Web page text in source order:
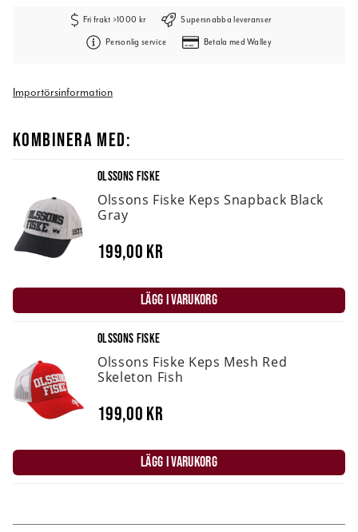
Fri frakt >1000 kr Supersnabba leveranser
Personlig service Betala med Walley
Importörsinformation
KOMBINERA MED:
OLSSONS FISKE
Olssons Fiske Keps Snapback Black
Gray
199,00 kr
LÄGG I VARUKORG
OLSSONS FISKE
Olssons Fiske Keps Mesh Red
Skeleton Fish
199,00 kr
LÄGG I VARUKORG